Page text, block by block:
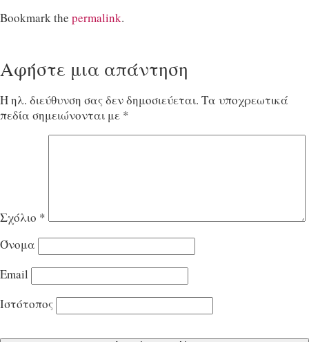
Bookmark the permalink.
Αφήστε μια απάντηση
Η ηλ. διεύθυνση σας δεν δημοσιεύεται. Τα υποχρεωτικά
πεδία σημειώνονται με *
Σχόλιο *
Όνομα
Email
Ιστότοπος